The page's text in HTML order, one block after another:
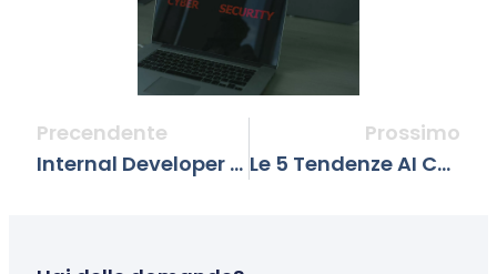
Precendente
Internal Developer Platform (IDP): Architetture E Best Practice Per Automatizzare Il Developer Experience Nel 2026
Prossimo
Le 5 Tendenze AI Che Domineranno Il 2026